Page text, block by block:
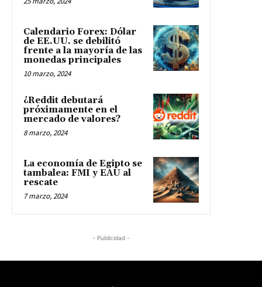
Calendario Forex: Dólar
de EE.UU. se debilitó
frente a la mayoría de las
monedas principales
10 marzo, 2024
¿Reddit debutará
próximamente en el
mercado de valores?
8 marzo, 2024
La economía de Egipto se
tambalea: FMI y EAU al
rescate
7 marzo, 2024
- Publicidad -